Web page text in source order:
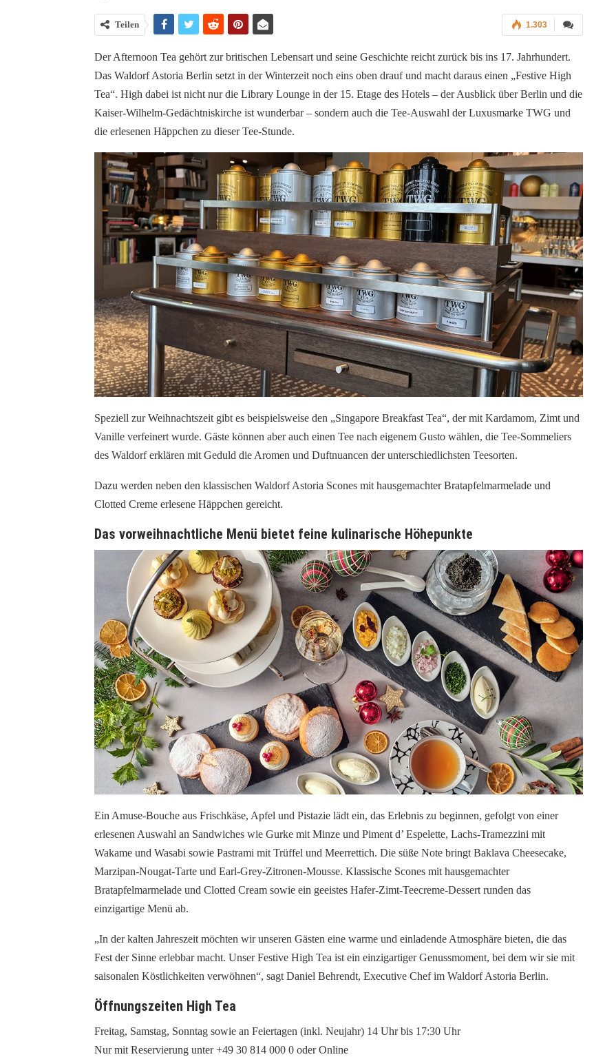
1.303
Teilen
Der Afternoon Tea gehört zur britischen Lebensart und seine Geschichte reicht zurück bis ins 17. Jahrhundert.
Das Waldorf Astoria Berlin setzt in der Winterzeit noch eins oben drauf und macht daraus einen „Festive High
Tea“. High dabei ist nicht nur die Library Lounge in der 15. Etage des Hotels – der Ausblick über Berlin und die
Kaiser-Wilhelm-Gedächtniskirche ist wunderbar – sondern auch die Tee-Auswahl der Luxusmarke TWG und
die erlesenen Häppchen zu dieser Tee-Stunde.
Speziell zur Weihnachtszeit gibt es beispielsweise den „Singapore Breakfast Tea“, der mit Kardamom, Zimt und
Vanille verfeinert wurde. Gäste können aber auch einen Tee nach eigenem Gusto wählen, die Tee-Sommeliers
des Waldorf erklären mit Geduld die Aromen und Duftnuancen der unterschiedlichsten Teesorten.
Dazu werden neben den klassischen Waldorf Astoria Scones mit hausgemachter Bratapfelmarmelade und
Clotted Creme erlesene Häppchen gereicht.
Das vorweihnachtliche Menü bietet feine kulinarische Höhepunkte
Ein Amuse-Bouche aus Frischkäse, Apfel und Pistazie lädt ein, das Erlebnis zu beginnen, gefolgt von einer
erlesenen Auswahl an Sandwiches wie Gurke mit Minze und Piment d’ Espelette, Lachs-Tramezzini mit
Wakame und Wasabi sowie Pastrami mit Trüffel und Meerrettich. Die süße Note bringt Baklava Cheesecake,
Marzipan-Nougat-Tarte und Earl-Grey-Zitronen-Mousse. Klassische Scones mit hausgemachter
Bratapfelmarmelade und Clotted Cream sowie ein geeistes Hafer-Zimt-Teecreme-Dessert runden das
einzigartige Menü ab.
„In der kalten Jahreszeit möchten wir unseren Gästen eine warme und einladende Atmosphäre bieten, die das
Fest der Sinne erlebbar macht. Unser Festive High Tea ist ein einzigartiger Genussmoment, bei dem wir sie mit
saisonalen Köstlichkeiten verwöhnen“, sagt Daniel Behrendt, Executive Chef im Waldorf Astoria Berlin.
Öffnungszeiten High Tea
Freitag, Samstag, Sonntag sowie an Feiertagen (inkl. Neujahr) 14 Uhr bis 17:30 Uhr
Nur mit Reservierung unter +49 30 814 000 0 oder Online